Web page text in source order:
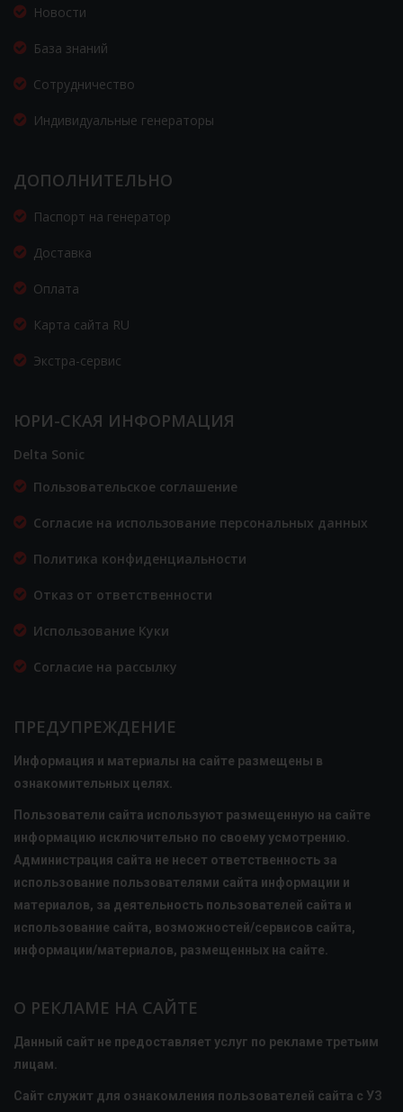
Новости
База знаний
Сотрудничество
Индивидуальные генераторы
ДОПОЛНИТЕЛЬНО
Паспорт на генератор
Доставка
Оплата
Карта сайта RU
Экстра-сервис
ЮРИ-СКАЯ ИНФОРМАЦИЯ
Delta Sonic
Пользовательское соглашение
Согласие на использование персональных данных
Политика конфиденциальности
Отказ от ответственности
Использование Куки
Согласие на рассылку
ПРЕДУПРЕЖДЕНИЕ
Информация и материалы на сайте размещены в
ознакомительных целях.
Пользователи сайта используют размещенную на сайте
информацию исключительно по своему усмотрению.
Администрация сайта не несет ответственность за
использование пользователями сайта информации и
материалов, за деятельность пользователей сайта и
использование сайта, возможностей/сервисов сайта,
информации/материалов, размещенных на сайте.
О РЕКЛАМЕ НА САЙТЕ
Данный сайт не предоставляет услуг по рекламе третьим
лицам.
Сайт служит для ознакомления пользователей сайта с УЗ